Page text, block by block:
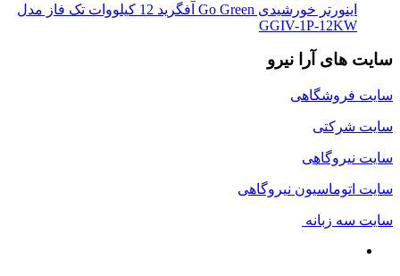
اینورتر خورشیدی Go Green آفگرید 12 کیلووات تک فاز مدل
GGIV-1P-12KW
سایت های آرا نیرو
سایت فروشگاهی
سایت شرکتی
سایت نیروگاهی
سایت اتوماسیون نیروگاهی
سایت سه زبانه